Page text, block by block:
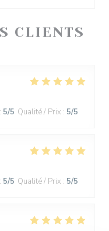
CLIENTS
: 5/5 Qualité / Prix : 5/5
: 5/5 Qualité / Prix : 5/5